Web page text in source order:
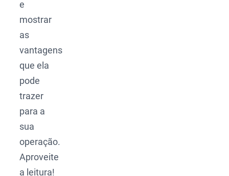
e
mostrar
as
vantagens
que ela
pode
trazer
para a
sua
operação.
Aproveite
a leitura!